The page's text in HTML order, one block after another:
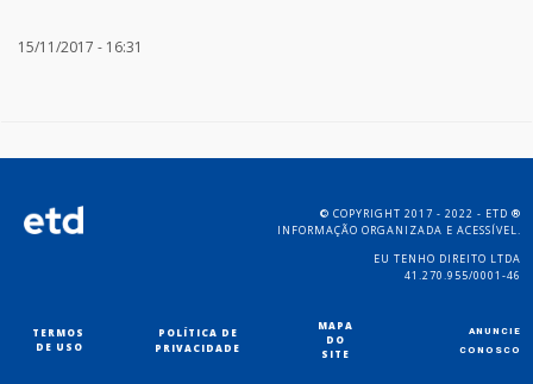
15/11/2017 - 16:31
TERMOS
DE USO
POLÍTICA DE
PRIVACIDADE
MAPA
DO
SITE
ANUNCIE
CONOSCO
© COPYRIGHT 2017 - 2022 - ETD ®
INFORMAÇÃO ORGANIZADA E ACESSÍVEL.
EU TENHO DIREITO LTDA
41.270.955/0001-46